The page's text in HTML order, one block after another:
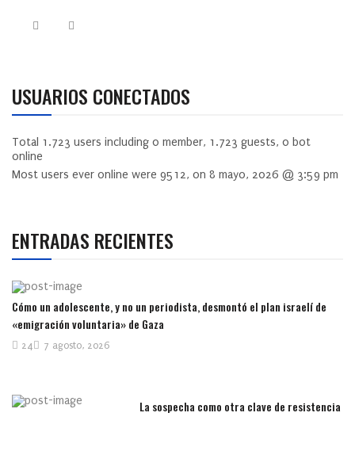
USUARIOS CONECTADOS
Total 1.723 users including 0 member, 1.723 guests, 0 bot
online
Most users ever online were 9512, on 8 mayo, 2026 @ 3:59 pm
ENTRADAS RECIENTES
Cómo un adolescente, y no un periodista, desmontó el plan israelí de
«emigración voluntaria» de Gaza
7 agosto, 2026
24
La sospecha como otra clave de resistencia